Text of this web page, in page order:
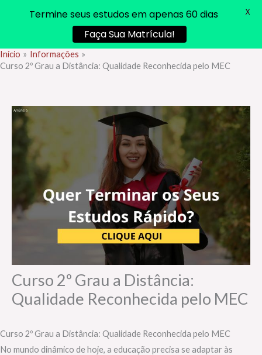
Ir
para
Início
Informações
Curso 2º Grau a Distância: Qualidade Reconhecida pelo MEC
Curso 2º Grau a Distância:
Qualidade Reconhecida pelo MEC
Curso 2º Grau a Distância: Qualidade Reconhecida pelo MEC
No mundo dinâmico de hoje, a educação precisa se adaptar às
Termine seus estudos em apenas 60 dias
Faça Sua Matrícula!
X